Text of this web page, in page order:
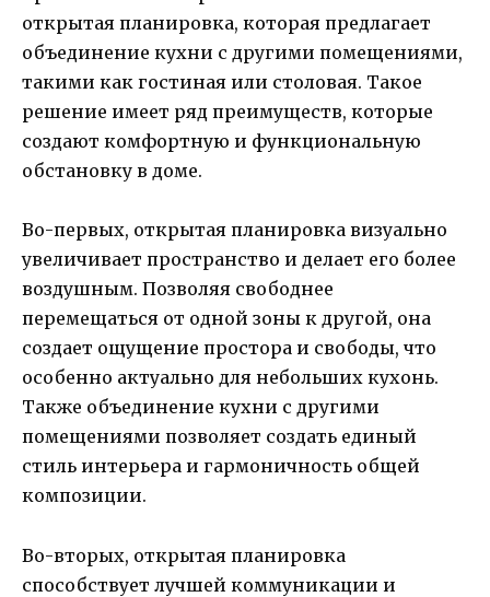
открытая планировка, которая предлагает
объединение кухни с другими помещениями,
такими как гостиная или столовая. Такое
решение имеет ряд преимуществ, которые
создают комфортную и функциональную
обстановку в доме.
Во-первых, открытая планировка визуально
увеличивает пространство и делает его более
воздушным. Позволяя свободнее
перемещаться от одной зоны к другой, она
создает ощущение простора и свободы, что
особенно актуально для небольших кухонь.
Также объединение кухни с другими
помещениями позволяет создать единый
стиль интерьера и гармоничность общей
композиции.
Во-вторых, открытая планировка
способствует лучшей коммуникации и